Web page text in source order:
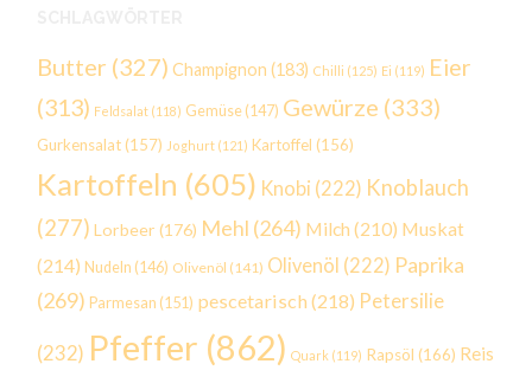
Butter (327) Champignon (183) Chilli (125) Ei (119) Eier
(313) Feldsalat (118) Gemüse (147) Gewürze (333)
Gurkensalat (157) Joghurt (121) Kartoffel (156)
Kartoffeln (605) Knobi (222) Knoblauch
(277) Lorbeer (176) Mehl (264) Milch (210) Muskat
(214) Nudeln (146) Olivenöl (141) Olivenöl (222) Paprika
(269) Parmesan (151) pescetarisch (218) Petersilie
(232) Pfeffer (862) Quark (119) Rapsöl (166) Reis